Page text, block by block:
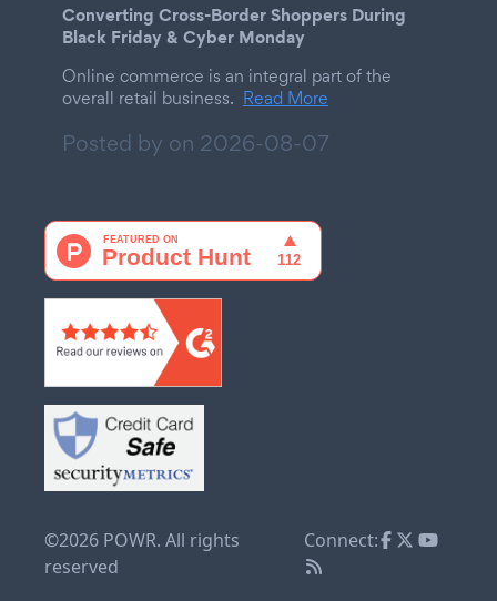
Converting Cross-Border Shoppers During
Black Friday & Cyber Monday
Online commerce is an integral part of the
overall retail business. Read More
Posted by on 2026-08-07
©2026 POWR. All rights
reserved
Connect: